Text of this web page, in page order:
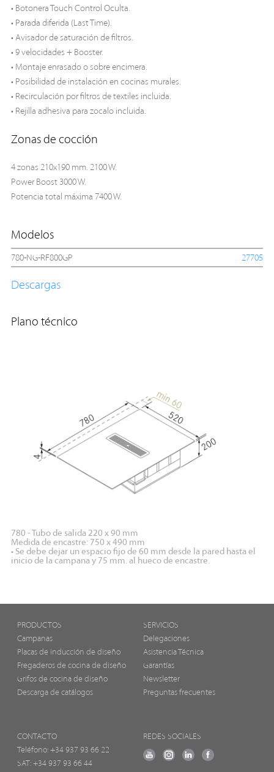
• Botonera Touch Control Oculta.
• Parada diferida (Last Time).
• Avisador de saturación de filtros.
• 9 velocidades + Booster.
• Montaje enrasado o sobre encimera.
• Posibilidad de instalación en cocinas murales.
• Recirculación por filtros de textiles incluida.
• Rejilla adhesiva para zocalo incluida.
Zonas de cocción
4 zonas 210x190 mm. 2100 W.
Power Boost 3000 W.
Potencia total máxima 7400 W.
Modelos
780-NG-RF800GP 27705
Descargas
Plano técnico
780 - Tubo de salida 220 x 90 mm
Medida de encastre: 750 x 490 mm
• Se debe dejar un espacio fijo de 60 mm desde la pared hasta el
inicio de la campana y 75 mm. al hueco de encastre.
PRODUCTOS
Campanas
Placas de inducción de diseño
Fregaderos de cocina de diseño
Grifos de cocina de diseño
Descarga de catálogos
SERVICIOS
Delegaciones
Asistencia Técnica
Garantías
Newsletter
Preguntas frecuentes
CONTACTO
Teléfono: +34 937 93 66 22
SAT: +34 937 93 66 44
REDES SOCIALES